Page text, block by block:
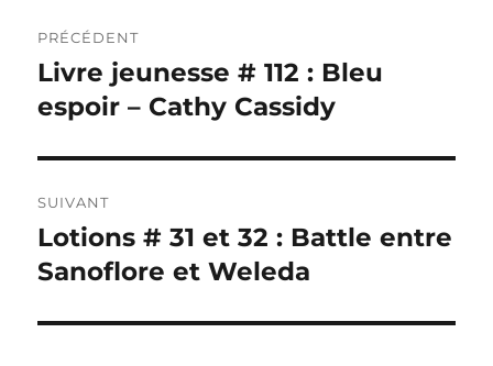
de
l’article
PRÉCÉDENT
Publication
précédente :
Livre jeunesse # 112 : Bleu
espoir – Cathy Cassidy
SUIVANT
Publication
suivante :
Lotions # 31 et 32 : Battle entre
Sanoflore et Weleda